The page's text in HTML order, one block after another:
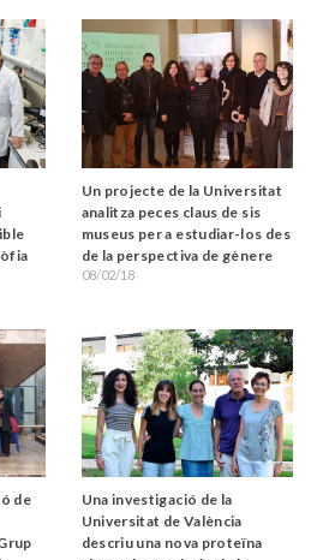
Un projecte de la Universitat
analitza peces claus de sis
museus per a estudiar-los des
de la perspectiva de gènere
08/02/18
de
Una investigació de la
Universitat de València
descriu una nova proteïna